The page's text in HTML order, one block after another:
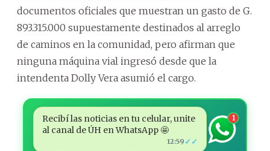
documentos oficiales que muestran un gasto de G.
893.315.000 supuestamente destinados al arreglo
de caminos en la comunidad, pero afirman que
ninguna máquina vial ingresó desde que la
intendenta Dolly Vera asumió el cargo.
Recibí las noticias en tu celular, unite
al canal de ÚH en WhatsApp 🤩
12:59 ✓✓
1